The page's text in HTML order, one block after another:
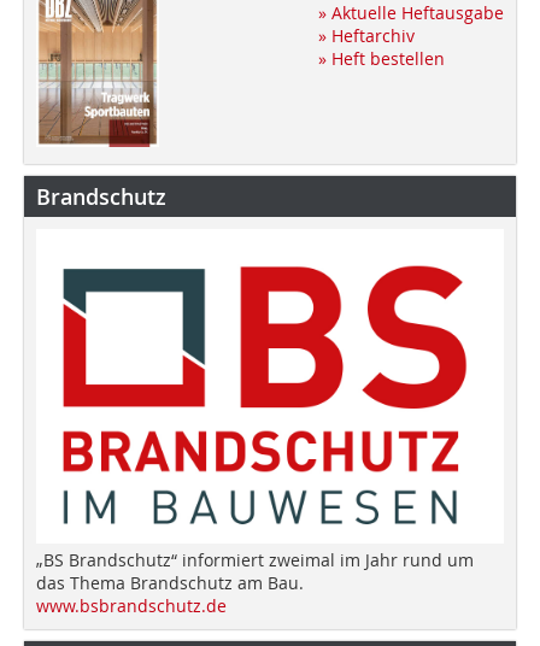
» Aktuelle Heftausgabe
» Heftarchiv
» Heft bestellen
Brandschutz
„BS Brandschutz“ informiert zweimal im Jahr rund um
das Thema Brandschutz am Bau.
www.bsbrandschutz.de